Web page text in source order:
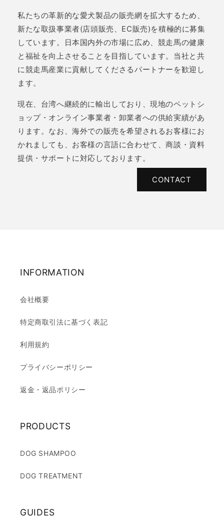
私たちの革新的な愛犬製品の販売網を拡大するため、
新たな取扱事業者(店頭販売、EC販売)を積極的に募集
しています。日本国内外の市場に広め、競走馬の健康
と福祉を向上させることを目指しています。当社と共
に競走馬産業に貢献してくださるパートナーを歓迎し
ます。
現在、台湾へ継続的に輸出しており、現地のペットシ
ョップ・オンライン事業者・卸業者への供給実績があ
ります。なお、海外での販売を希望されるお客様にお
かれましても、お客様の言語に合わせて、商談・資料
提供・サポートに対応しております。
CONTACT
INFORMATION
会社概要
特定商取引法に基づく表記
利用規約
プライバシーポリシー
返金・返品ポリシー
PRODUCTS
DOG SHAMPOO
DOG TREATMENT
GUIDES